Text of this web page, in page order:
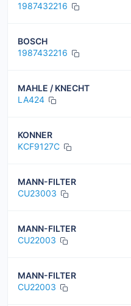
1987432216
BOSCH
1987432216
MAHLE / KNECHT
LA424
KONNER
KCF9127C
MANN-FILTER
CU23003
MANN-FILTER
CU22003
MANN-FILTER
CU22003